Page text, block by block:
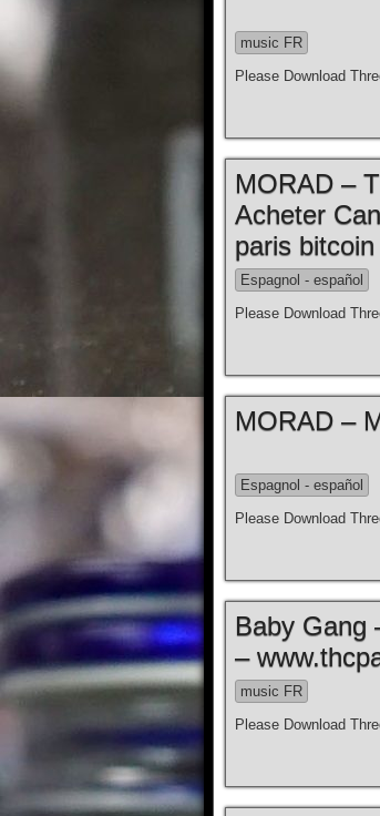
music FR
Please Download
MORAD –
Acheter
paris
Espagnol - español
Please Download
Espagnol - español
Please Download
Baby Gang
–
music FR
Please Download